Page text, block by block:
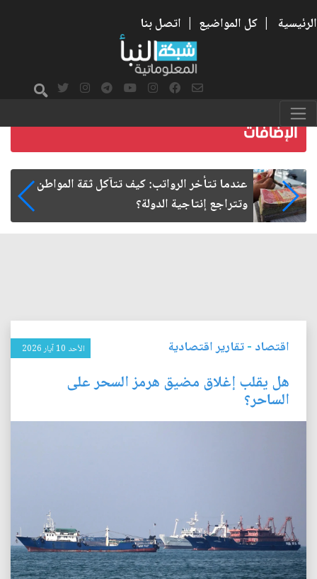
الرئيسية | كل المواضيع | اتصل بنا
صمت الطريق بعد الأربعين
اقتصاد -تقارير اقتصادية الأحد 10 آيار 2026
هل يقلب إغلاق مضيق هرمز السحر على
الساحر؟